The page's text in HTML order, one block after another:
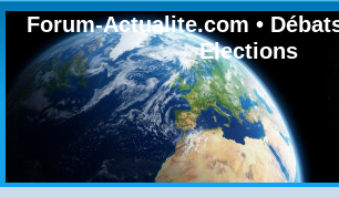
Forum-Actualite.com •
Elections